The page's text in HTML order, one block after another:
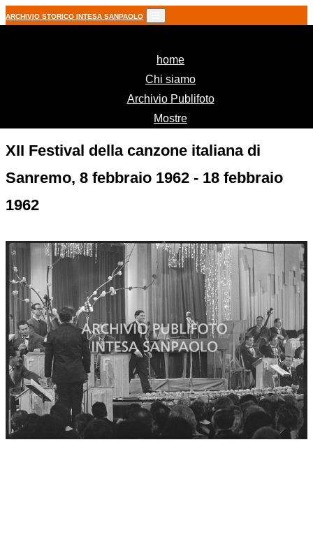
ARCHIVIO STORICO INTESA SANPAOLO
home(current)
Chi siamo
Archivio Publifoto
Mostre
XII Festival della canzone italiana di
Sanremo, 8 febbraio 1962 - 18 febbraio
1962